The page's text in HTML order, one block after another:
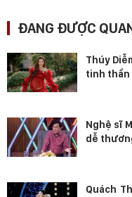
ĐANG ĐƯỢC
Thúy
tinh thần
Nghệ sĩ
dễ
Quách